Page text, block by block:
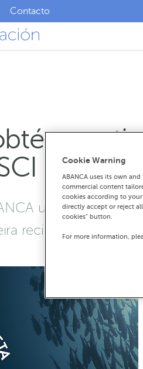
Contacto
o
unha
recibe
Cookie Warning
ABANCA uses its own
commercial content
cookies according to
directly accept or reject
cookies" button.
For more information,